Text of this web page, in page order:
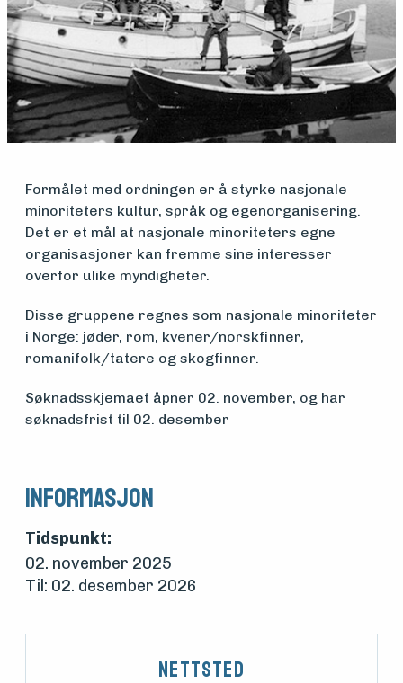
Medlemsfartøy
Søk
om
midler
Vern,
vedlikehold
og drift
Om
foreningen
Aktuelt
Arrangementer
Formålet med ordningen er å styrke nasjonale
minoriteters kultur, språk og egenorganisering.
Det er et mål at nasjonale minoriteters egne
organisasjoner kan fremme sine interesser
overfor ulike myndigheter.
Disse gruppene regnes som nasjonale minoriteter
i Norge: jøder, rom, kvener/norskfinner,
romanifolk/tatere og skogfinner.
Søknadsskjemaet åpner 02. november, og har
søknadsfrist til 02. desember
Informasjon
Tidspunkt:
02. november 2025
Til: 02. desember 2026
Nettsted